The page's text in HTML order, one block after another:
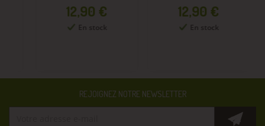
Prix
12,90 €
En stock
Prix
12,90 €
En stock
REJOIGNEZ NOTRE NEWSLETTER